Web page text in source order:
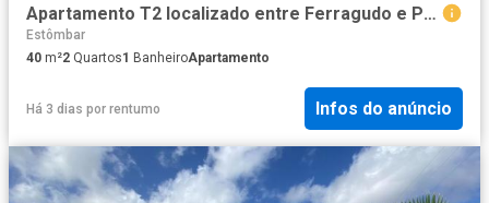
Apartamento T2 localizado entre Ferragudo e Pachal
Estômbar
40 m²2 Quartos1 BanheiroApartamento
Há 3 dias por rentumo Infos do anúncio